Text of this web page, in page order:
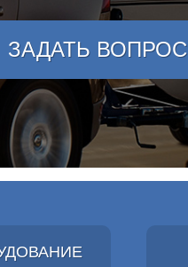
ЗАДАТЬ ВОПРОС